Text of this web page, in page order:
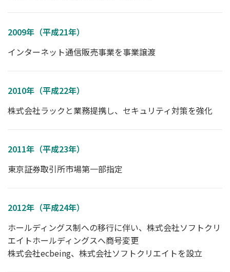
2009年（平成21年）
インターネット通信販売事業を事業譲渡
2010年（平成22年）
株式会社ラックと業務提携し、セキュリティ対策を強化
2011年（平成23年）
東京証券取引所市場第一部指定
2012年（平成24年）
ホールディングス制への移行に伴い、株式会社ソフトクリ
エイトホールディングスへ商号変更
株式会社ecbeing、株式会社ソフトクリエイトを設立